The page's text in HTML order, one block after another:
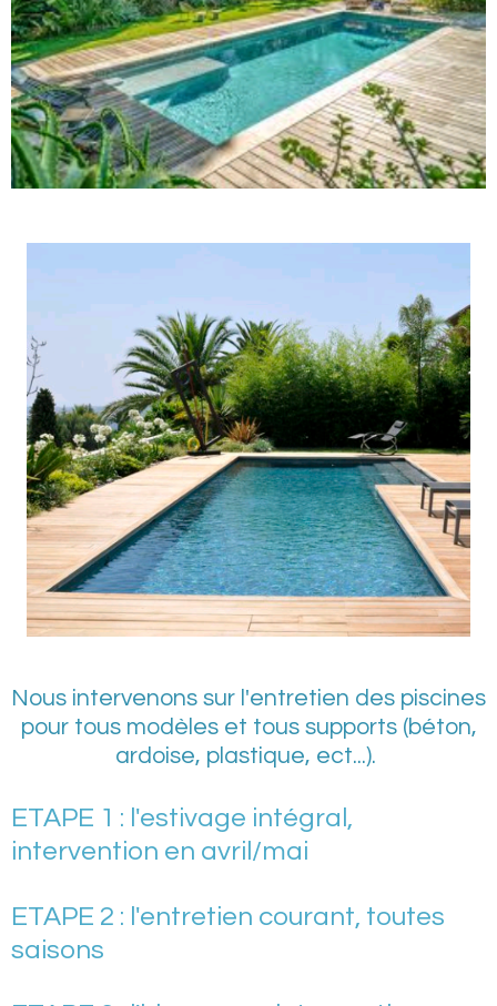
Nous intervenons sur l'entretien des piscines
pour tous modèles et tous supports (béton,
ardoise, plastique, ect...).
ETAPE 1 : l'estivage intégral,
intervention en avril/mai
ETAPE 2 : l'entretien courant, toutes
saisons